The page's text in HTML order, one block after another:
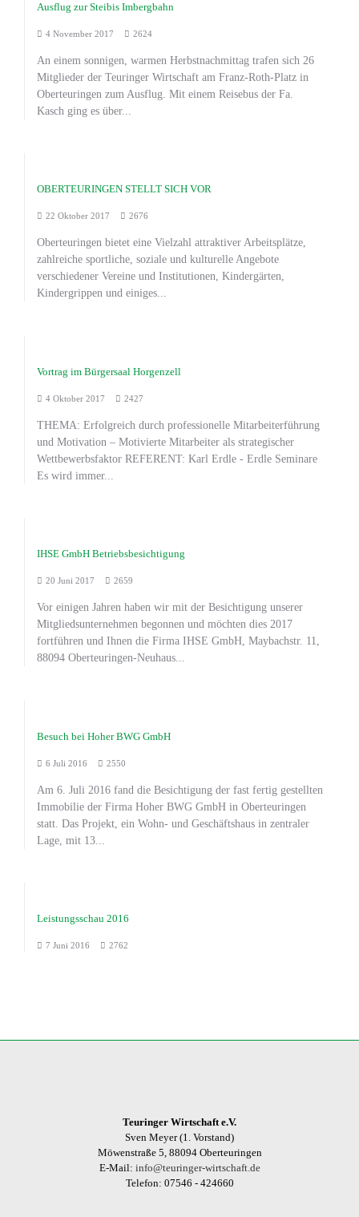
Ausflug zur Steibis Imbergbahn
4 November 2017 2624
An einem sonnigen, warmen Herbstnachmittag trafen sich 26
Mitglieder der Teuringer Wirtschaft am Franz-Roth-Platz in
Oberteuringen zum Ausflug. Mit einem Reisebus der Fa.
Kasch ging es über...
OBERTEURINGEN STELLT SICH VOR
22 Oktober 2017 2676
Oberteuringen bietet eine Vielzahl attraktiver Arbeitsplätze,
zahlreiche sportliche, soziale und kulturelle Angebote
verschiedener Vereine und Institutionen, Kindergärten,
Kindergrippen und einiges...
Vortrag im Bürgersaal Horgenzell
4 Oktober 2017 2427
THEMA: Erfolgreich durch professionelle Mitarbeiterführung
und Motivation – Motivierte Mitarbeiter als strategischer
Wettbewerbsfaktor REFERENT: Karl Erdle - Erdle Seminare
Es wird immer...
IHSE GmbH Betriebsbesichtigung
20 Juni 2017 2659
Vor einigen Jahren haben wir mit der Besichtigung unserer
Mitgliedsunternehmen begonnen und möchten dies 2017
fortführen und Ihnen die Firma IHSE GmbH, Maybachstr. 11,
88094 Oberteuringen-Neuhaus...
Besuch bei Hoher BWG GmbH
6 Juli 2016 2550
Am 6. Juli 2016 fand die Besichtigung der fast fertig gestellten
Immobilie der Firma Hoher BWG GmbH in Oberteuringen
statt. Das Projekt, ein Wohn- und Geschäftshaus in zentraler
Lage, mit 13...
Leistungsschau 2016
7 Juni 2016 2762
Teuringer Wirtschaft e.V.
Sven Meyer (1. Vorstand)
Möwenstraße 5, 88094 Oberteuringen
E-Mail: info@teuringer-wirtschaft.de
Telefon: 07546 - 424660